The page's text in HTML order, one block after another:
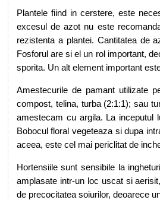
Plantele fiind in cerstere, este
excesul de azot nu este
rezistenta a plantei. Cantitatea de
Fosforul are si el un rol important,
sporita. Un alt element important
Amestecurile de pamant utilizate
compost, telina, turba (2:1:1); sau
amestecam cu argila. La inceputul
Bobocul floral vegeteaza si dupa
aceea, este cel mai periclitat de
Hortensiile sunt sensibile la
amplasate intr-un loc uscat si
de precocitatea soiurilor, deoarece